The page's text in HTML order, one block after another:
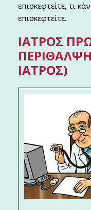
επισκεφτείτε, τι
επισκεφτείτε.
ΙΑΤΡΌΣ
ΙΑΤΡΌΣ)